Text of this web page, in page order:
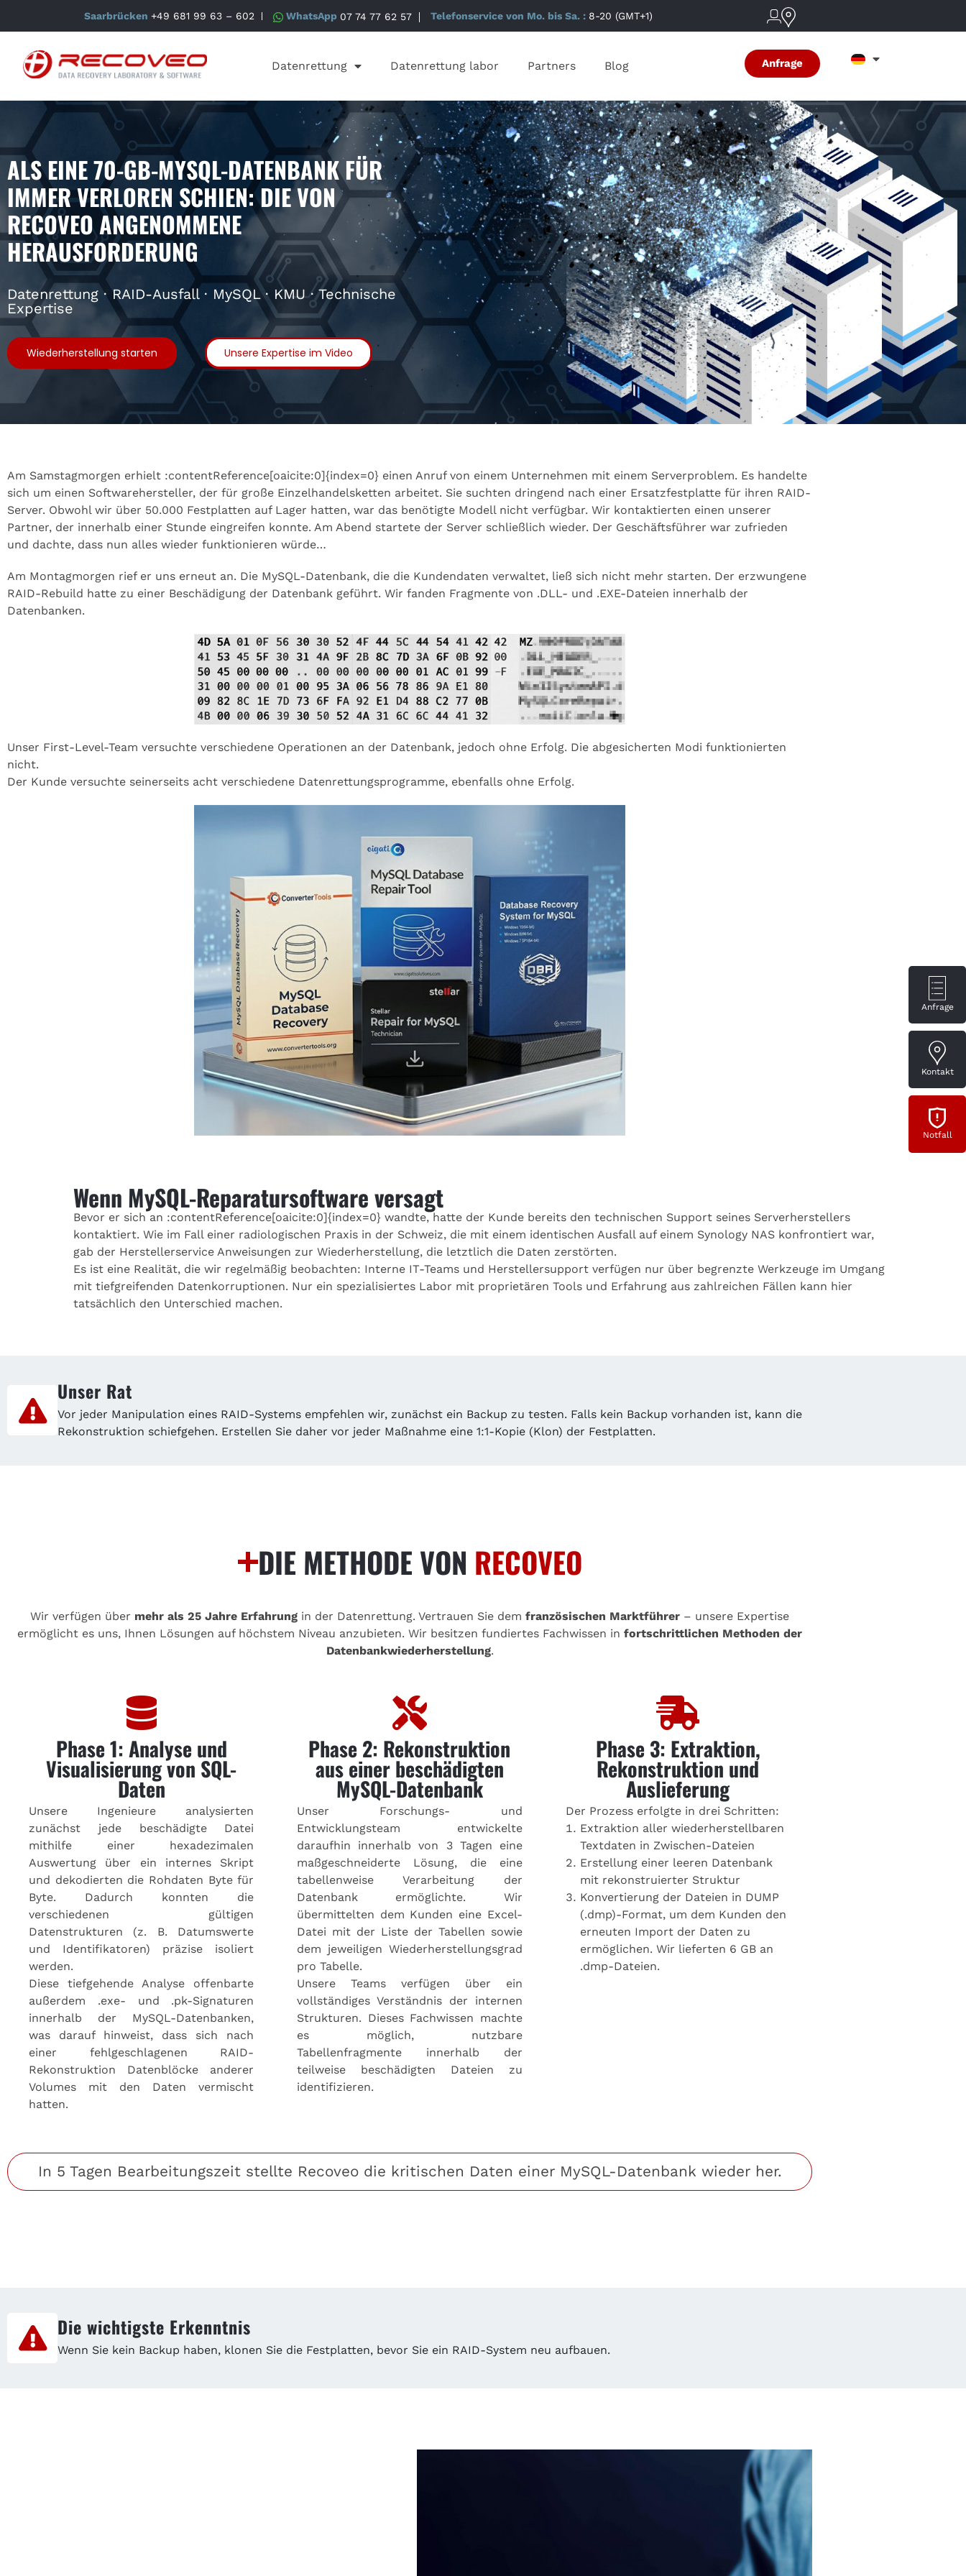
Anfrage
Kontakt
Notfall
Saarbrücken +49 681 99 63 – 602 WhatsApp 07 74 77 62 57 Telefonservice von Mo. bis Sa. : 8-20 (GMT+1)
Datenrettung Datenrettung labor Partners Blog Anfrage
ALS EINE 70-GB-MYSQL-DATENBANK FÜR
IMMER VERLOREN SCHIEN: DIE VON
RECOVEO ANGENOMMENE
HERAUSFORDERUNG
Datenrettung · RAID-Ausfall · MySQL · KMU · Technische
Expertise
Wiederherstellung starten Unsere Expertise im Video
Am Samstagmorgen erhielt :contentReference[oaicite:0]{index=0} einen Anruf von einem Unternehmen mit einem Serverproblem. Es handelte
sich um einen Softwarehersteller, der für große Einzelhandelsketten arbeitet. Sie suchten dringend nach einer Ersatzfestplatte für ihren RAID-
Server. Obwohl wir über 50.000 Festplatten auf Lager hatten, war das benötigte Modell nicht verfügbar. Wir kontaktierten einen unserer
Partner, der innerhalb einer Stunde eingreifen konnte. Am Abend startete der Server schließlich wieder. Der Geschäftsführer war zufrieden
und dachte, dass nun alles wieder funktionieren würde…
Am Montagmorgen rief er uns erneut an. Die MySQL-Datenbank, die die Kundendaten verwaltet, ließ sich nicht mehr starten. Der erzwungene
RAID-Rebuild hatte zu einer Beschädigung der Datenbank geführt. Wir fanden Fragmente von .DLL- und .EXE-Dateien innerhalb der
Datenbanken.
Unser First-Level-Team versuchte verschiedene Operationen an der Datenbank, jedoch ohne Erfolg. Die abgesicherten Modi funktionierten
nicht.
Der Kunde versuchte seinerseits acht verschiedene Datenrettungsprogramme, ebenfalls ohne Erfolg.
Wenn MySQL-Reparatursoftware versagt
Bevor er sich an :contentReference[oaicite:0]{index=0} wandte, hatte der Kunde bereits den technischen Support seines Serverherstellers
kontaktiert. Wie im Fall einer radiologischen Praxis in der Schweiz, die mit einem identischen Ausfall auf einem Synology NAS konfrontiert war,
gab der Herstellerservice Anweisungen zur Wiederherstellung, die letztlich die Daten zerstörten.
Es ist eine Realität, die wir regelmäßig beobachten: Interne IT-Teams und Herstellersupport verfügen nur über begrenzte Werkzeuge im Umgang
mit tiefgreifenden Datenkorruptionen. Nur ein spezialisiertes Labor mit proprietären Tools und Erfahrung aus zahlreichen Fällen kann hier
tatsächlich den Unterschied machen.
Unser Rat
Vor jeder Manipulation eines RAID-Systems empfehlen wir, zunächst ein Backup zu testen. Falls kein Backup vorhanden ist, kann die
Rekonstruktion schiefgehen. Erstellen Sie daher vor jeder Maßnahme eine 1:1-Kopie (Klon) der Festplatten.
DIE METHODE VON RECOVEO
Wir verfügen über mehr als 25 Jahre Erfahrung in der Datenrettung. Vertrauen Sie dem französischen Marktführer – unsere Expertise
ermöglicht es uns, Ihnen Lösungen auf höchstem Niveau anzubieten. Wir besitzen fundiertes Fachwissen in fortschrittlichen Methoden der
Datenbankwiederherstellung.
Phase 1: Analyse und
Visualisierung von SQL-
Daten
Unsere Ingenieure analysierten
zunächst jede beschädigte Datei
mithilfe einer hexadezimalen
Auswertung über ein internes Skript
und dekodierten die Rohdaten Byte für
Byte. Dadurch konnten die
verschiedenen gültigen
Datenstrukturen (z. B. Datumswerte
und Identifikatoren) präzise isoliert
werden.
Diese tiefgehende Analyse offenbarte
außerdem .exe- und .pk-Signaturen
innerhalb der MySQL-Datenbanken,
was darauf hinweist, dass sich nach
einer fehlgeschlagenen RAID-
Rekonstruktion Datenblöcke anderer
Volumes mit den Daten vermischt
hatten.
Phase 2: Rekonstruktion
aus einer beschädigten
MySQL-Datenbank
Unser Forschungs- und
Entwicklungsteam entwickelte
daraufhin innerhalb von 3 Tagen eine
maßgeschneiderte Lösung, die eine
tabellenweise Verarbeitung der
Datenbank ermöglichte. Wir
übermittelten dem Kunden eine Excel-
Datei mit der Liste der Tabellen sowie
dem jeweiligen Wiederherstellungsgrad
pro Tabelle.
Unsere Teams verfügen über ein
vollständiges Verständnis der internen
Strukturen. Dieses Fachwissen machte
es möglich, nutzbare
Tabellenfragmente innerhalb der
teilweise beschädigten Dateien zu
identifizieren.
Phase 3: Extraktion,
Rekonstruktion und
Auslieferung
Der Prozess erfolgte in drei Schritten:
Extraktion aller wiederherstellbaren
Textdaten in Zwischen-Dateien
Erstellung einer leeren Datenbank
mit rekonstruierter Struktur
Konvertierung der Dateien in DUMP
(.dmp)-Format, um dem Kunden den
erneuten Import der Daten zu
ermöglichen. Wir lieferten 6 GB an
.dmp-Dateien.
In 5 Tagen Bearbeitungszeit stellte Recoveo die kritischen Daten einer MySQL-Datenbank wieder her.
Die wichtigste Erkenntnis
Wenn Sie kein Backup haben, klonen Sie die Festplatten, bevor Sie ein RAID-System neu aufbauen.